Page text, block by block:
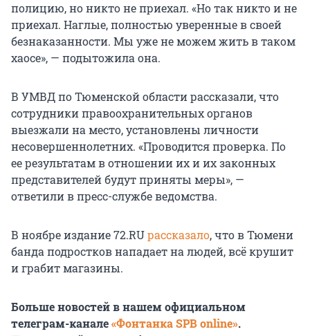
полицию, но никто не приехал. «Но так никто и не
приехал. Наглые, полностью уверенные в своей
безнаказанности. Мы уже не можем жить в таком
хаосе», — подытожила она.
В УМВД по Тюменской области рассказали, что
сотрудники правоохранительных органов
выезжали на место, установлены личности
несовершеннолетних. «Проводится проверка. По
ее результатам в отношении их и их законных
представителей будут приняты меры», —
ответили в пресс-службе ведомства.
В ноябре издание 72.RUрассказало, что в Тюмени
банда подростков нападает на людей, всё крушит
и грабит магазины.
Больше новостей в нашем официальном
телеграм-канале«Фонтанка SPB online».